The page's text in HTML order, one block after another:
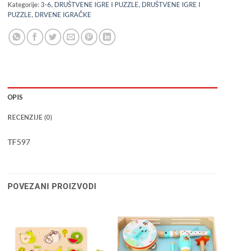
Kategorije:3-6, DRUŠTVENE IGRE I PUZZLE, DRUŠTVENE IGRE I
PUZZLE, DRVENE IGRAČKE
OPIS
RECENZIJE (0)
TF597
POVEZANI PROIZVODI